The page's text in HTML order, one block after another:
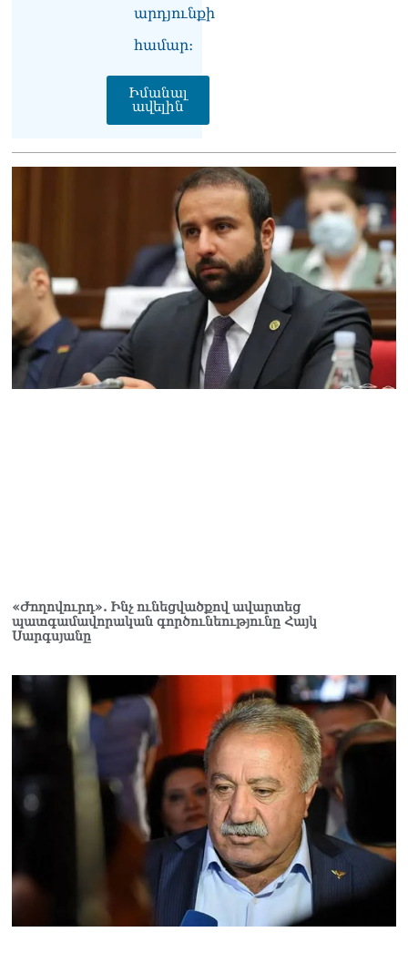
արդյունքի
համար։
Իմանալ
ավելին
«Ժողովուրդ». Ինչ ունեցվածքով ավարտեց
պատգամավորական գործունեությունը Հայկ
Սարգսյանը